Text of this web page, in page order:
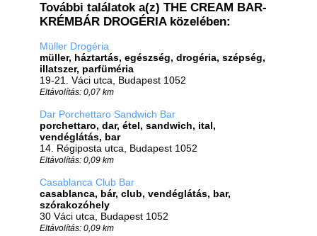
További találatok a(z) THE CREAM BAR-
KRÉMBÁR DROGÉRIA közelében:
Müller Drogéria
müller, háztartás, egészség, drogéria, szépség,
illatszer, parfüméria
19-21. Váci utca, Budapest 1052
Eltávolítás: 0,07 km
Dar Porchettaro Sandwich Bar
porchettaro, dar, étel, sandwich, ital,
vendéglátás, bar
14. Régiposta utca, Budapest 1052
Eltávolítás: 0,09 km
Casablanca Club Bar
casablanca, bár, club, vendéglátás, bar,
szórakozóhely
30 Váci utca, Budapest 1052
Eltávolítás: 0,09 km